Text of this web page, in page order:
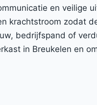
en veilige
krachtstroom zodat
bedrijfspand of
in Breukelen en